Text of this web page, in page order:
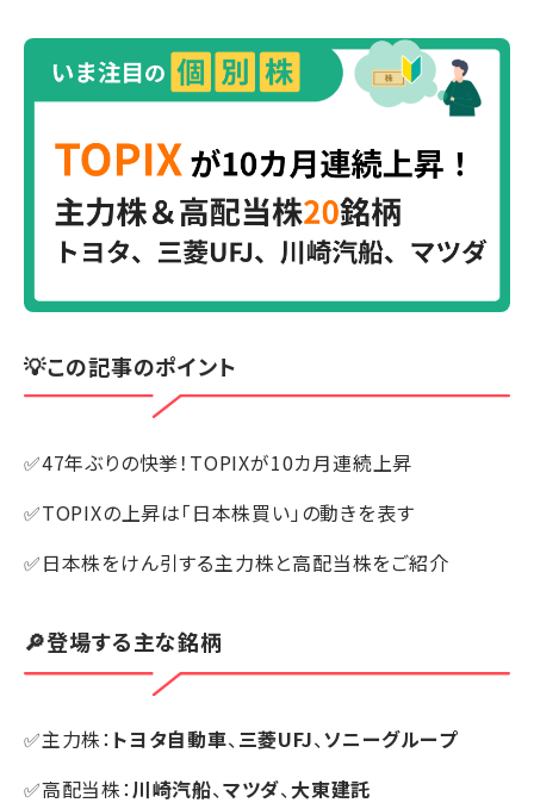
💡この記事のポイント
✅47年ぶりの快挙！TOPIXが10カ月連続上昇
✅TOPIXの上昇は「日本株買い」の動きを表す
✅日本株をけん引する主力株と高配当株をご紹介
🔎登場する主な銘柄
✅主力株： トヨタ自動車、三菱UFJ、ソニーグループ
✅高配当株：川崎汽船、マツダ、大東建託